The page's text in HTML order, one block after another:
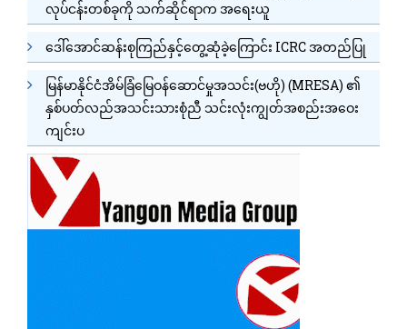
လုပ်ငန်းတစ်ခုကို သက်ဆိုင်ရာက အရေးယူ
ဒေါ်အောင်ဆန်းစုကြည်နှင့်တွေ့ဆုံခဲ့ကြောင်း ICRC အတည်ပြု
မြန်မာနိုင်ငံအိမ်ခြံမြေဝန်ဆောင်မှုအသင်း(ဗဟို) (MRESA) ၏
နှစ်ပတ်လည်အသင်းသားစုံညီ သင်းလုံးကျွတ်အစည်းအဝေး
ကျင်းပ